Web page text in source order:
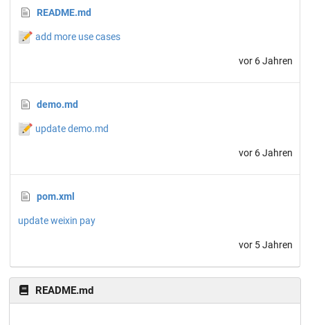
README.md
📝 add more use cases
vor 6 Jahren
demo.md
📝 update demo.md
vor 6 Jahren
pom.xml
update weixin pay
vor 5 Jahren
README.md